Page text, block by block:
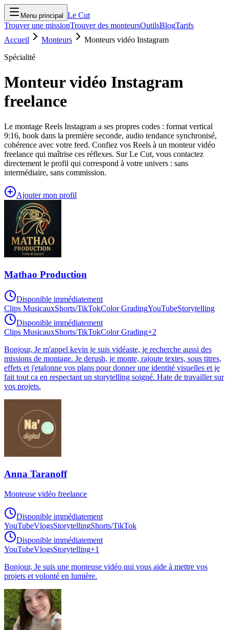
Menu principal
Le Cut
Trouver une missionTrouver des monteursOutilsBlogTarifs
Accueil
Monteurs
Monteurs vidéo Instagram
Spécialité
Monteur vidéo Instagram
freelance
Le montage Reels Instagram a ses propres codes : format vertical
9:16, hook dans la première seconde, audio tendance synchronisé,
cohérence avec votre feed. Confiez vos Reels à un monteur vidéo
freelance qui maîtrise ces réflexes. Sur Le Cut, vous contactez
directement le profil qui correspond à votre univers : sans
intermédiaire, sans commission.
Ajouter mon profil
Mathao Production
Disponible immédiatement
Clips MusicauxShorts/TikTokColor GradingYouTubeStorytelling
Disponible immédiatement
Clips MusicauxShorts/TikTokColor Grading+2
Bonjour, Je m'appel kevin je suis vidéaste, je recherche aussi des
missions de montage. Je derush, je monte, rajoute textes, sous titres,
effets et j'etalonne vos plans pour donner une identité visuelles et je
fait tout ca en respectant un storytelling soigné. Hate de travailler sur
vos projets.
Anna Taranoff
Monteuse vidéo freelance
Disponible immédiatement
YouTubeVlogsStorytellingShorts/TikTok
Disponible immédiatement
YouTubeVlogsStorytelling+1
Bonjour, Je suis une monteuse vidéo qui vous aide à mettre vos
projets et volonté en lumière.